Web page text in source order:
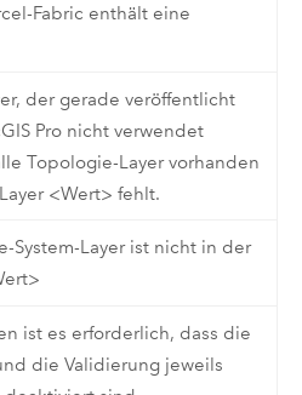
Fabric enthält eine
der gerade veröffentlicht
Pro nicht verwendet
Topologie-Layer vorhanden
<Wert> fehlt.
System-Layer ist nicht in der
ist es erforderlich, dass die
die Validierung jeweils